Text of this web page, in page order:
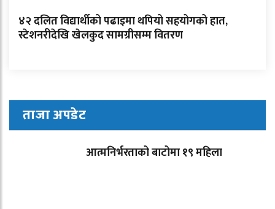
४२ दलित विद्यार्थीको पढाइमा थपियो सहयोगको हात,
स्टेशनरीदेखि खेलकुद सामग्रीसम्म वितरण
ताजा अपडेट
आत्मनिर्भरताको बाटोमा १९ महिला